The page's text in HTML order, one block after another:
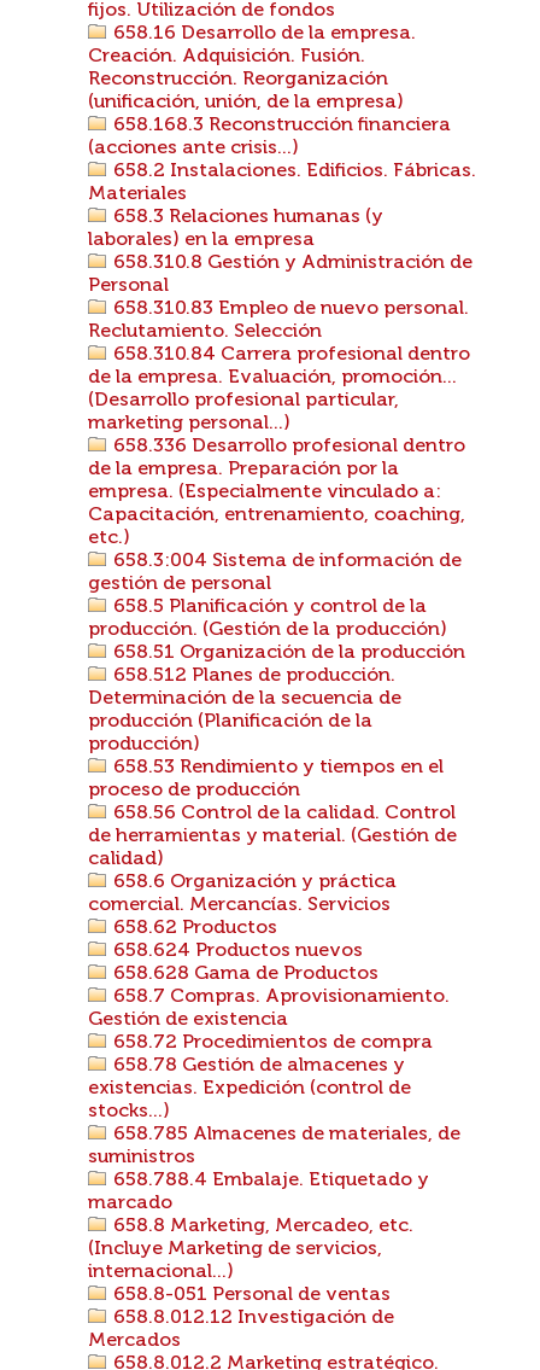
fijos. Utilización de fondos
658.16 Desarrollo de la empresa.
Creación. Adquisición. Fusión.
Reconstrucción. Reorganización
(unificación, unión, de la empresa)
658.168.3 Reconstrucción financiera
(acciones ante crisis...)
658.2 Instalaciones. Edificios. Fábricas.
Materiales
658.3 Relaciones humanas (y
laborales) en la empresa
658.310.8 Gestión y Administración de
Personal
658.310.83 Empleo de nuevo personal.
Reclutamiento. Selección
658.310.84 Carrera profesional dentro
de la empresa. Evaluación, promoción...
(Desarrollo profesional particular,
marketing personal...)
658.336 Desarrollo profesional dentro
de la empresa. Preparación por la
empresa. (Especialmente vinculado a:
Capacitación, entrenamiento, coaching,
etc.)
658.3:004 Sistema de información de
gestión de personal
658.5 Planificación y control de la
producción. (Gestión de la producción)
658.51 Organización de la producción
658.512 Planes de producción.
Determinación de la secuencia de
producción (Planificación de la
producción)
658.53 Rendimiento y tiempos en el
proceso de producción
658.56 Control de la calidad. Control
de herramientas y material. (Gestión de
calidad)
658.6 Organización y práctica
comercial. Mercancías. Servicios
658.62 Productos
658.624 Productos nuevos
658.628 Gama de Productos
658.7 Compras. Aprovisionamiento.
Gestión de existencia
658.72 Procedimientos de compra
658.78 Gestión de almacenes y
existencias. Expedición (control de
stocks...)
658.785 Almacenes de materiales, de
suministros
658.788.4 Embalaje. Etiquetado y
marcado
658.8 Marketing, Mercadeo, etc.
(Incluye Marketing de servicios,
internacional...)
658.8-051 Personal de ventas
658.8.012.12 Investigación de
Mercados
658.8.012.2 Marketing estratégico.